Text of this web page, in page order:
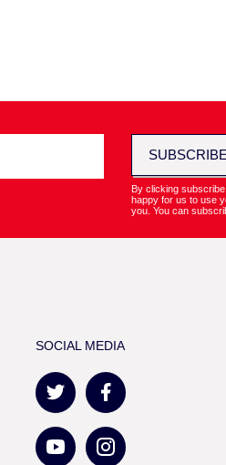
SUBSCRIBE
By clicking
happy for us to use
you. You can
SOCIAL MEDIA